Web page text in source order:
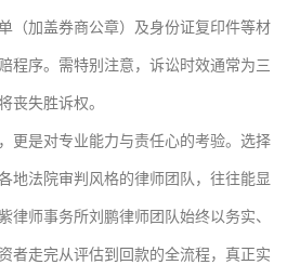
（加盖券商公章）及身份证复印件等材
程序。需特别注意，诉讼时效通常为三
丧失胜诉权。
更是对专业能力与责任心的考验。选择
地法院审判风格的律师团队，往往能显
律师事务所刘鹏律师团队始终以务实、
者走完从评估到回款的全流程，真正实